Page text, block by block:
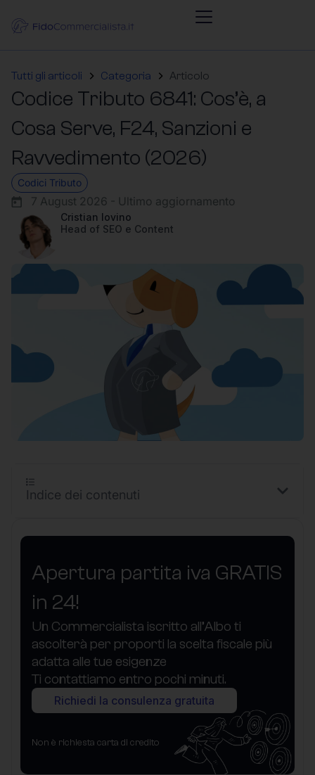
Tutti gli articoli Categoria Articolo
Codice Tributo 6841: Cos’è, a
Cosa Serve, F24, Sanzioni e
Ravvedimento (2026)
Codici Tributo
7 August 2026 - Ultimo aggiornamento
Cristian Iovino
Head of SEO e Content
Apertura partita iva GRATIS
in 24!
Un Commercialista iscritto all’Albo ti
ascolterà per proporti la scelta fiscale più
adatta alle tue esigenze
Ti contattiamo entro pochi minuti.
Richiedi la consulenza gratuita
Non è richiesta carta di credito
Indice dei contenuti